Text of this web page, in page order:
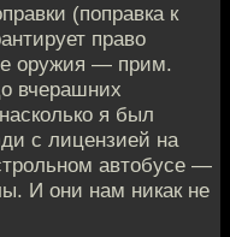
(поправка к
право
оружия — прим.
вчерашних
я был
с лицензией на
автобусе —
И они нам никак не